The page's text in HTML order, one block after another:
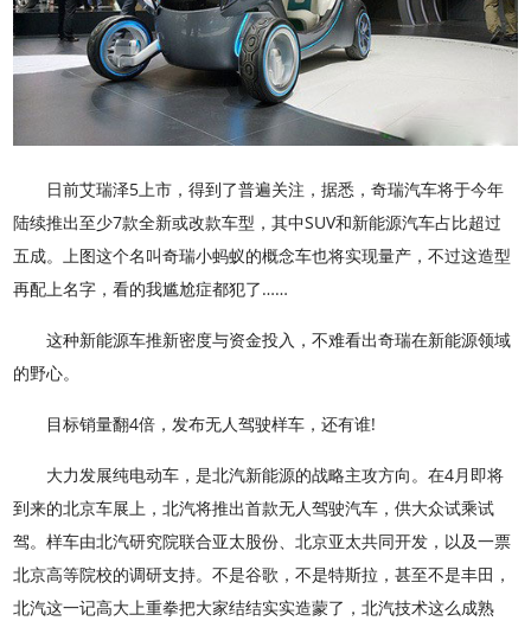
日前艾瑞泽5上市，得到了普遍关注，据悉，奇瑞汽车将于今年
陆续推出至少7款全新或改款车型，其中SUV和新能源汽车占比超过
五成。上图这个名叫奇瑞小蚂蚁的概念车也将实现量产，不过这造型
再配上名字，看的我尴尬症都犯了……
这种新能源车推新密度与资金投入，不难看出奇瑞在新能源领域
的野心。
目标销量翻4倍，发布无人驾驶样车，还有谁!
大力发展纯电动车，是北汽新能源的战略主攻方向。在4月即将
到来的北京车展上，北汽将推出首款无人驾驶汽车，供大众试乘试
驾。样车由北汽研究院联合亚太股份、北京亚太共同开发，以及一票
北京高等院校的调研支持。不是谷歌，不是特斯拉，甚至不是丰田，
北汽这一记高大上重拳把大家结结实实造蒙了，北汽技术这么成熟